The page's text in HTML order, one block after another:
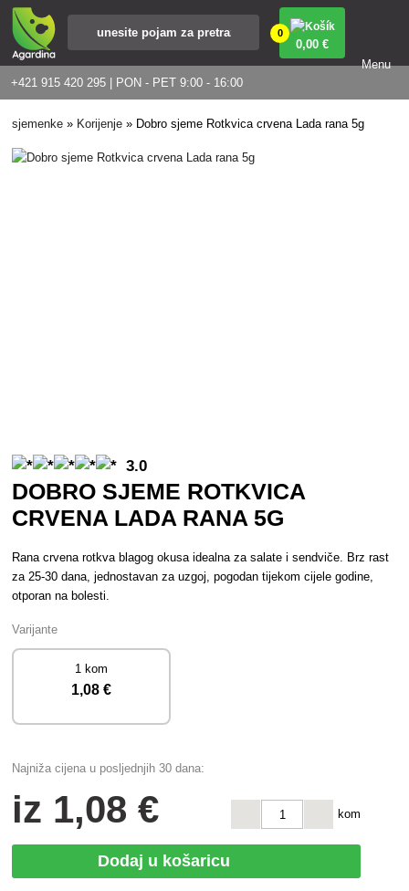
+421 915 420 295 | PON - PET 9:00 - 16:00
0
0,00 €
Menu
sjemenke » Korijenje » Dobro sjeme Rotkvica crvena Lada rana 5g
3.0
DOBRO SJEME ROTKVICA
CRVENA LADA RANA 5G
Rana crvena rotkva blagog okusa idealna za salate i sendviče. Brz rast
za 25-30 dana, jednostavan za uzgoj, pogodan tijekom cijele godine,
otporan na bolesti.
Varijante
1 kom
1,08 €
Najniža cijena u posljednjih 30 dana:
iz 1,08 € kom
Dodaj u košaricu